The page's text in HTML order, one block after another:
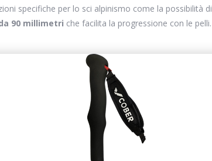
specifiche per lo sci alpinismo come la possibilità di
90 millimetri che facilita la progressione con le pelli.